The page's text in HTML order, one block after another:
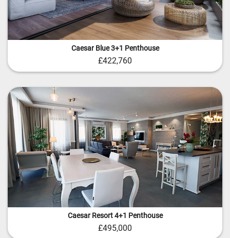
Caesar Blue 3+1 Penthouse
£422,760
Caesar Resort 4+1 Penthouse
£495,000